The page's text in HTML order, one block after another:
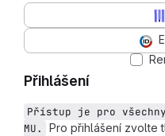
Přihlášení
Přístup je pro
MU.
Pro přihlášení zvolte